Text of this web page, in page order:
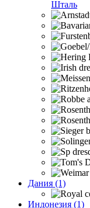
Шталь
Дания (1)
Индонезия (1)